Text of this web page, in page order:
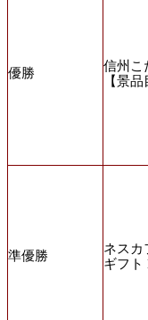
優勝
信州こ
【景品
準優勝
ネスカ
ギフト